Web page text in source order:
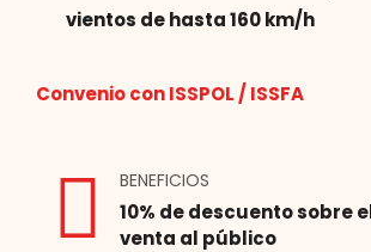
vientos de hasta 160 km/h
Convenio con ISSPOL / ISSFA
BENEFICIOS
10% de descuento sobre
venta al público